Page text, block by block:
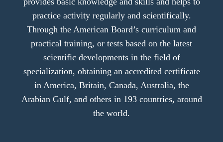
practice activity regularly and scientifically.
Through the American Board’s curriculum and
practical training, or tests based on the latest
scientific developments in the field of
specialization, obtaining an accredited certificate
in America, Britain, Canada, Australia, the
Arabian Gulf, and others in 193 countries, around
the world.